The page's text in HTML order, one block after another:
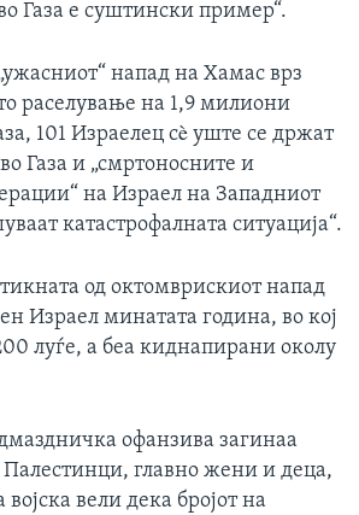
Газа е суштински пример“.
напад на Хамас врз
раселување на 1,9 милиони
101 Израелец сè уште се држат
Газа и „смртоносните и
на Израел на Западниот
катастрофалната ситуација“.
од октомврискиот напад
Израел минатата година, во кој
луѓе, а беа киднапирани околу
офанзива загинаа
главно жени и деца,
вели дека бројот на